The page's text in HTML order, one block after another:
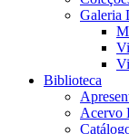
Galeria
Biblioteca
Acervo